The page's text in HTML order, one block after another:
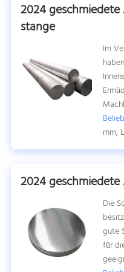
2024
stange
Im
mm,
2024
Die
gute
für